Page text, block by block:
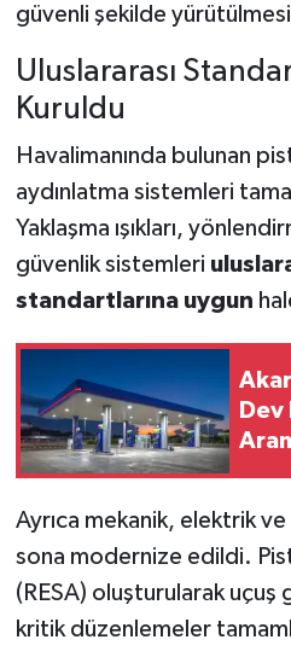
güvenli şekilde
Uluslararası
Kuruldu
Havalimanında bulunan
aydınlatma sistemleri
Yaklaşma ışıkları,
güvenlik sistemleri
standartlarına uygun
Dev
Ayrıca mekanik, elektrik
sona modernize edildi.
(RESA) oluşturularak uçuş
kritik düzenlemeler